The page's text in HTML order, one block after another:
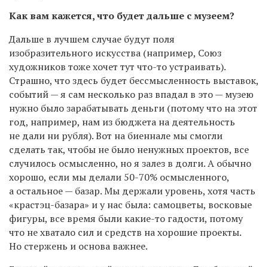
Как вам кажется, что будет дальше с музеем?
Дальше в лучшем случае будут поля
изобразительного искусства (например, Союз
художников тоже хочет тут что-то устраивать).
Страшно, что здесь будет бессмысленность выставок,
событий — я сам несколько раз впадал в это — музею
нужно было зарабатывать деньги (потому что на этот
год, например, нам из бюджета на деятельность
не дали ни рубля). Вот на биеннале мы смогли
сделать так, чтобы не было ненужных проектов, все
случилось осмысленно, но я залез в долги. А обычно
хорошо, если мы делали 50-70% осмысленного,
а остальное — базар. Мы держали уровень, хотя часть
«крастэц-базара» и у нас была: самоцветы, восковые
фигуры, все время были какие-то гадости, потому
что не хватало сил и средств на хорошие проекты.
Но стержень и основа важнее.